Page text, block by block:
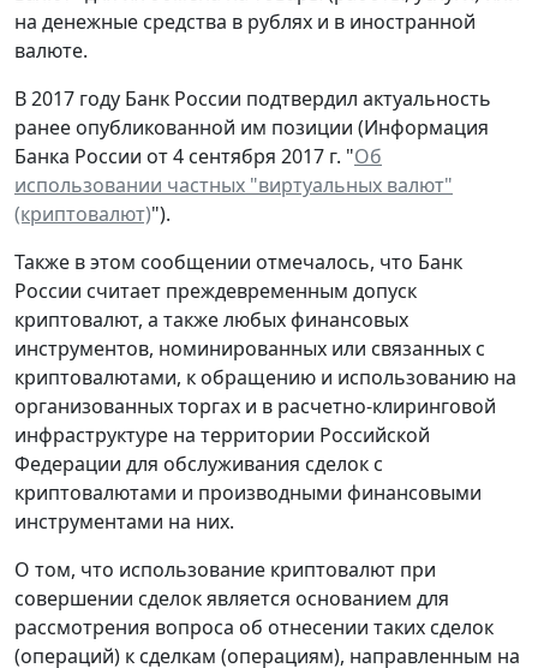
на денежные средства в рублях и в иностранной
валюте.
В 2017 году Банк России подтвердил актуальность
ранее опубликованной им позиции (Информация
Банка России от 4 сентября 2017 г. "Об
использовании частных "виртуальных валют"
(криптовалют)").
Также в этом сообщении отмечалось, что Банк
России считает преждевременным допуск
криптовалют, а также любых финансовых
инструментов, номинированных или связанных с
криптовалютами, к обращению и использованию на
организованных торгах и в расчетно-клиринговой
инфраструктуре на территории Российской
Федерации для обслуживания сделок с
криптовалютами и производными финансовыми
инструментами на них.
О том, что использование криптовалют при
совершении сделок является основанием для
рассмотрения вопроса об отнесении таких сделок
(операций) к сделкам (операциям), направленным на